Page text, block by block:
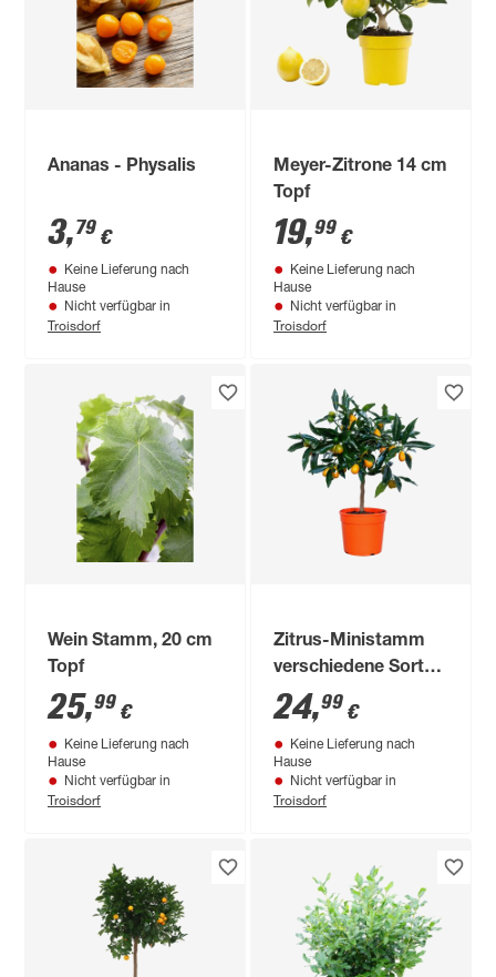
Ananas - Physalis
3,79 €
Keine Lieferung nach
Hause
Nicht verfügbar in
Troisdorf
Meyer-Zitrone 14 cm
Topf
19,99 €
Keine Lieferung nach
Hause
Nicht verfügbar in
Troisdorf
Wein Stamm, 20 cm
Topf
25,99 €
Keine Lieferung nach
Hause
Nicht verfügbar in
Troisdorf
Zitrus-Ministamm
verschiedene Sorten
16 cm Topf
24,99 €
Keine Lieferung nach
Hause
Nicht verfügbar in
Troisdorf